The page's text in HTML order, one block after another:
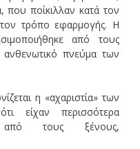
που ποίκιλλαν κατά τον
τρόπο εφαρμογής. Η
από τους
πνεύμα των
η «αχαριστία» των
είχαν περισσότερα
από τους ξένους,